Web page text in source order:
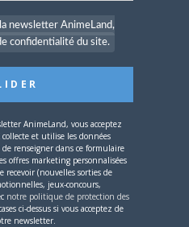
MESSAGES
par
tsukijin
newsletter AnimeLand,
confidentialité du site.
AnimeLand, vous acceptez
et utilise les données
renseigner dans ce formulaire
offres marketing personnalisées
recevoir (nouvelles sorties de
jeux-concours,
notre politique de protection des
ci-dessus si vous acceptez de
newsletter.